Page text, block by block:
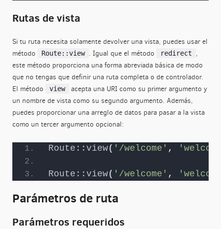
Rutas de vista
Si tu ruta necesita solamente devolver una vista, puedes usar el
método
Route::view . Igual que el método redirect
,
este método proporciona una forma abreviada básica de modo
que no tengas que definir una ruta completa o de controlador.
El método
view
acepta una URI como su primer argumento y
un nombre de vista como su segundo argumento. Además,
puedes proporcionar una arreglo de datos para pasar a la vista
como un tercer argumento opcional:
Route::view( '/welcome' ,
Route::view( '/welcome' ,
Parámetros de ruta
Parámetros requeridos